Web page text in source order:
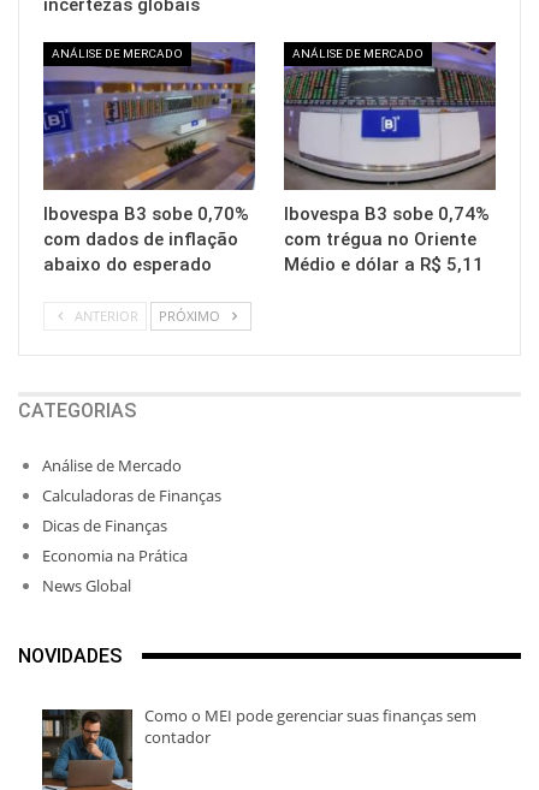
incertezas globais
ANÁLISE DE MERCADO
Ibovespa B3 sobe 0,70%
com dados de inflação
abaixo do esperado
ANÁLISE DE MERCADO
Ibovespa B3 sobe 0,74%
com trégua no Oriente
Médio e dólar a R$ 5,11
ANTERIOR PRÓXIMO
CATEGORIAS
Análise de Mercado
Calculadoras de Finanças
Dicas de Finanças
Economia na Prática
News Global
NOVIDADES
Como o MEI pode gerenciar suas finanças sem
contador